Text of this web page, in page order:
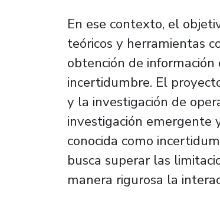
En ese contexto, el
teóricos y herramientas
obtención de
incertidumbre. El
y la investigación de
investigación
conocida como
busca superar las
manera rigurosa la